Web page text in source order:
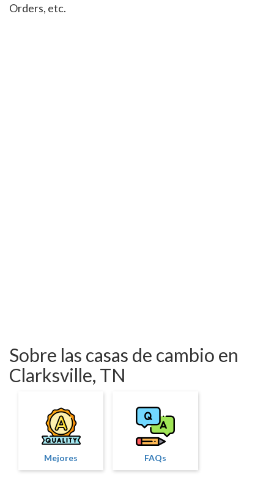
Orders, etc.
Sobre las casas de cambio en
Clarksville, TN
Mejores FAQs